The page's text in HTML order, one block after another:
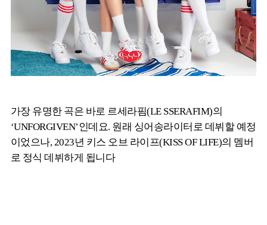
가장 유명한 곡은 바로 르세라핌(LE SSERAFIM)의
‘UNFORGIVEN’인데요. 원래 싱어송라이터로 데뷔할 예정
이었으나, 2023년 키스 오브 라이프(KISS OF LIFE)의 멤버
로 정식 데뷔하게 됩니다